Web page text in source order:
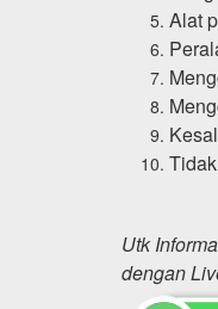
Alat
Utk
dengan